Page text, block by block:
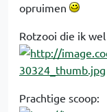
opruimen
Rotzooi die ik
Prachtige scoop: